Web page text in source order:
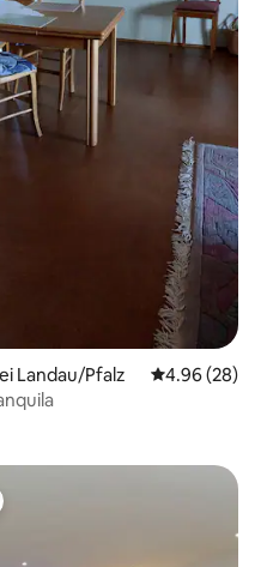
Landau/Pfalz Calificación
4.96 (28)